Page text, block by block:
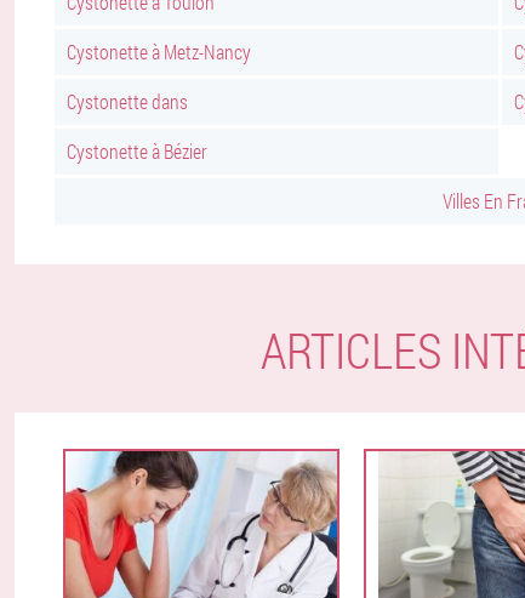
Cystonette à Metz-Nancy
Cystonette dans
Cystonette à Bézier
Villes En
ARTICLES